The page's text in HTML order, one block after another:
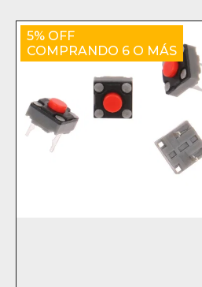
5% OFF
COMPRANDO 6 O MÁS